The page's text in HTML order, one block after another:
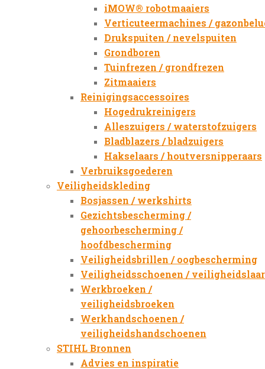
iMOW® robotmaaiers
Verticuteermachines /
Drukspuiten / nevelspuiten
Grondboren
Tuinfrezen / grondfrezen
Zitmaaiers
Reinigingsaccessoires
Hogedrukreinigers
Alleszuigers / waterstofzuigers
Bladblazers / bladzuigers
Hakselaars / houtversnipperaars
Verbruiksgoederen
Veiligheidskleding
Bosjassen / werkshirts
Gezichtsbescherming /
gehoorbescherming /
hoofdbescherming
Veiligheidsbrillen / oogbescherming
Veiligheidsschoenen /
Werkbroeken /
veiligheidsbroeken
Werkhandschoenen /
veiligheidshandschoenen
STIHL Bronnen
Advies en inspiratie